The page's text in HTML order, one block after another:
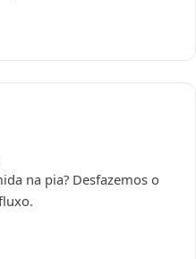
na pia? Desfazemos o